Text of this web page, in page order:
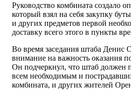
Руководство комбината создало
который взял на себя закупку
и других предметов первой
доставку всего этого в пункты
Во время заседания штаба Денис
внимание на важность оказания
Он подчеркнул, что штаб должен
всем необходимым и
комбината, и других жителей